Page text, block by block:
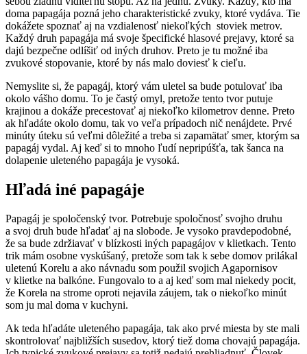
doma papagája pozná jeho charakteristické zvuky, ktoré vydáva. Tie
dokážete spoznať aj na vzdialenosť niekoľkých stoviek metrov.
Každý druh papagája má svoje špecifické hlasové prejavy, ktoré sa
dajú bezpečne odlíšiť od iných druhov. Preto je tu možné iba
zvukové stopovanie, ktoré by nás malo doviesť k cieľu.
Nemyslite si, že papagáj, ktorý vám uletel sa bude potulovať iba
okolo vášho domu. To je častý omyl, pretože tento tvor putuje
krajinou a dokáže precestovať aj niekoľko kilometrov denne. Preto
ak hľadáte okolo domu, tak vo veľa prípadoch nič nenájdete. Prvé
minúty úteku sú veľmi dôležité a treba si zapamätať smer, ktorým sa
papagáj vydal. Aj keď si to mnoho ľudí nepripúšťa, tak šanca na
dolapenie uleteného papagája je vysoká.
Hľadá iné papagáje
Papagáj je spoločenský tvor. Potrebuje spoločnosť svojho druhu
a svoj druh bude hľadať aj na slobode. Je vysoko pravdepodobné,
že sa bude zdržiavať v blízkosti iných papagájov v klietkach. Tento
trik mám osobne vyskúšaný, pretože som tak k sebe domov prilákal
uletenú Korelu a ako návnadu som použil svojich Agapornisov
v klietke na balkóne. Fungovalo to a aj keď som mal niekedy pocit,
že Korela na strome oproti nejavila záujem, tak o niekoľko minút
som ju mal doma v kuchyni.
Ak teda hľadáte uleteného papagája, tak ako prvé miesta by ste mali
skontrolovať najbližších susedov, ktorý tiež doma chovajú papagája.